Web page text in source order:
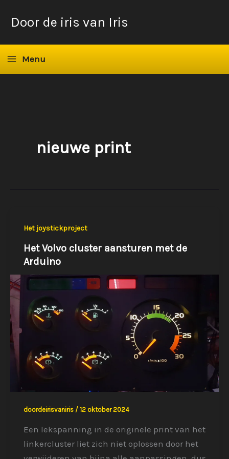
naarDoor de iris van Iris
Menu
nieuwe print
Het joystickproject
Het Volvo cluster aansturen met de
Arduino
doordeirisvaniris / 12 oktober 2024
Een lekspanning in de originele print van het
linkercluster liet zich niet oplossen door het